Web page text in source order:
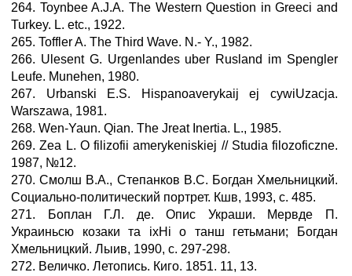
264. Toynbee A.J.A. The Western Question in Greeci and
Turkey. L. etc., 1922.
265. Toffler A. The Third Wave. N.- Y., 1982.
266. Ulesent G. Urgenlandes uber Rusland im Spengler
Leufe. Munehen, 1980.
267. Urbanski E.S. Hispanoaverykaij ej cywiUzacja.
Warszawa, 1981.
268. Wen-Yaun. Qian. The Jreat Inertia. L., 1985.
269. Zea L. О filizofii amerykeniskiej // Studia filozoficzne.
1987, №12.
270. Смолш В.А., Степанков B.C. Богдан Хмельницкий.
Coциально-политический портрет. Кшв, 1993, с. 485.
271. Боплан Г.Л. де. Опис Украши. Мервде П.
Украиньсю козаки та ixHi о танш гетьмани; Богдан
Хмельницкий. Лыив, 1990, с. 297-298.
272. Величко. Летопись. Киго. 1851. 11, 13.